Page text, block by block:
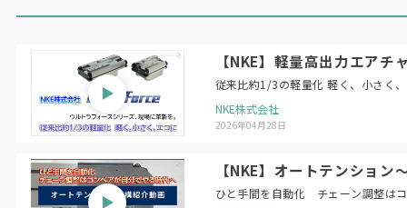
【NKE】軽量高出力エア
従来比約1/3の軽量化 軽く、小さく
NKE株式会社
2026年04月28日
【NKE】オートテンショ
ひと手間を自動化 チェーン調整は